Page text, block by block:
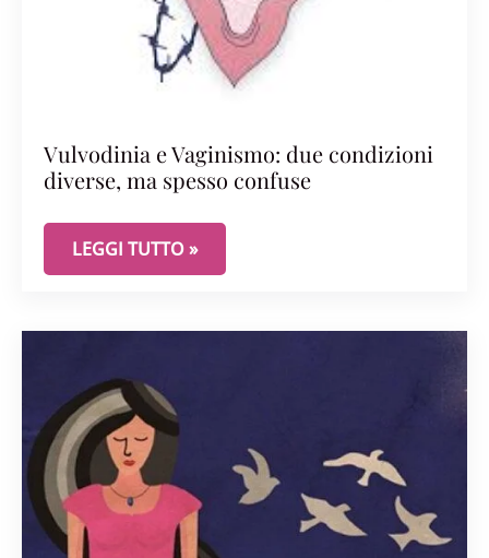
Vulvodinia e Vaginismo: due condizioni
diverse, ma spesso confuse
VULVODINIA E VAGINISMO: DUE CONDIZIONI
LEGGI TUTTO »